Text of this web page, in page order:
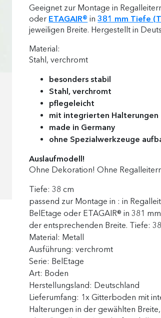
Geeignet zur Montage in
oder ETAGAIR® in381 mm Tiefe
jeweiligen Breite. Hergestellt in
Material:
Stahl, verchromt
besonders stabil
Stahl, verchromt
pflegeleicht
mit integrierten Halterungen
made in Germany
ohne Spezialwerkzeuge
Auslaufmodell!
Ohne Dekoration! Ohne
Tiefe:38 cm
passend zur Montage in :in
BelEtage oder ETAGAIR® in 381
der entsprechenden Breite. Tiefe:
Material: Metall
Ausführung:verchromt
Serie: BelEtage
Art: Boden
Herstellungsland: Deutschland
Lieferumfang: 1x Gitterboden mit
Halterungen in der gewählten